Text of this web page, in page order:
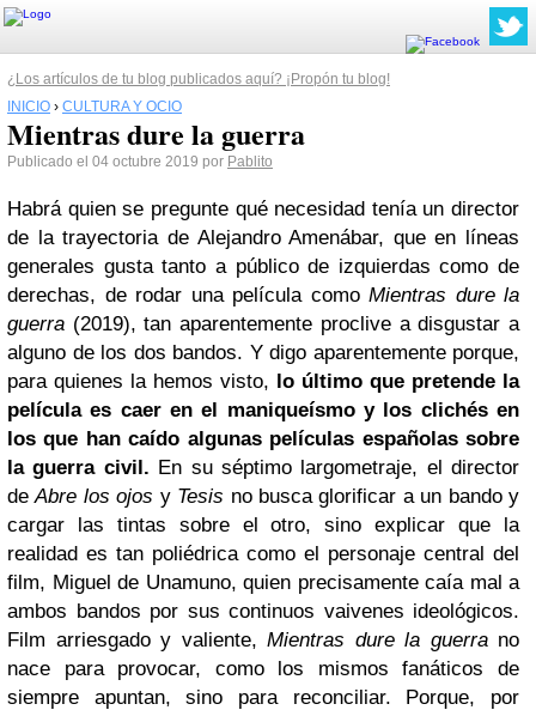
¿Los artículos de tu blog publicados aquí? ¡Propón tu blog!
INICIO › CULTURA Y OCIO
Mientras dure la guerra
Publicado el 04 octubre 2019 por Pablito
Habrá quien se pregunte qué necesidad tenía un director
de la trayectoria de Alejandro Amenábar, que en líneas
generales gusta tanto a público de izquierdas como de
derechas, de rodar una película como Mientras dure la
guerra (2019), tan aparentemente proclive a disgustar a
alguno de los dos bandos. Y digo aparentemente porque,
para quienes la hemos visto, lo último que pretende la
película es caer en el maniqueísmo y los clichés en
los que han caído algunas películas españolas sobre
la guerra civil. En su séptimo largometraje, el director
deAbre los ojos y Tesis no busca glorificar a un bando y
cargar las tintas sobre el otro, sino explicar que la
realidad es tan poliédrica como el personaje central del
film, Miguel de Unamuno, quien precisamente caía mal a
ambos bandos por sus continuos vaivenes ideológicos.
Film arriesgado y valiente, Mientras dure la guerrano
nace para provocar, como los mismos fanáticos de
siempre apuntan, sino para reconciliar. Porque, por